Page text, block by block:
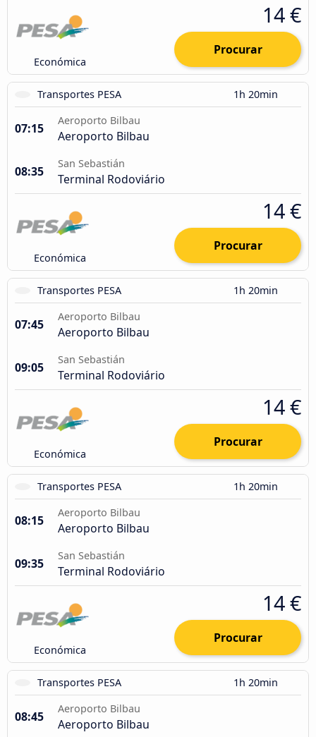
Económica
14 €
Procurar
Transportes PESA 1h 20min
07:15
Aeroporto Bilbau
Aeroporto Bilbau
08:35
San Sebastián
Terminal Rodoviário
Económica
14 €
Procurar
Transportes PESA 1h 20min
07:45
Aeroporto Bilbau
Aeroporto Bilbau
09:05
San Sebastián
Terminal Rodoviário
Económica
14 €
Procurar
Transportes PESA 1h 20min
08:15
Aeroporto Bilbau
Aeroporto Bilbau
09:35
San Sebastián
Terminal Rodoviário
Económica
14 €
Procurar
Transportes PESA 1h 20min
08:45
Aeroporto Bilbau
Aeroporto Bilbau